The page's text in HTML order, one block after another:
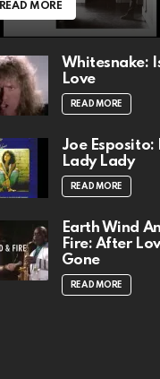
READ MORE
Whitesnake:
Love
READ MORE
Joe Esposito:
Lady Lady
READ MORE
Earth Wind
Fire: After
Gone
READ MORE